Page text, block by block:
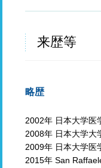
来歴等
略歴
2002年 日本大学医
2008年 日本大学大
2009年 日本大学医
2015年 San